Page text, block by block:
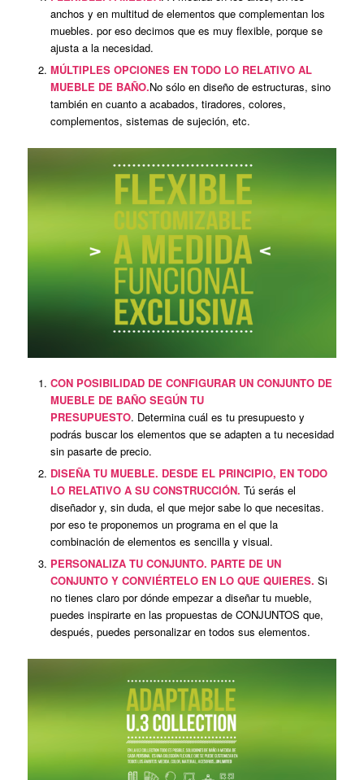
anchos y en multitud de elementos que complementan los
muebles. por eso decimos que es muy flexible, porque se
ajusta a la necesidad.
MÚLTIPLES OPCIONES EN TODO LO RELATIVO AL
MUEBLE DE BAÑO.No sólo en diseño de estructuras, sino
también en cuanto a acabados, tiradores, colores,
complementos, sistemas de sujeción, etc.
CON POSIBILIDAD DE CONFIGURAR UN CONJUNTO DE
MUEBLE DE BAÑO SEGÚN TU
PRESUPUESTO. Determina cuál es tu presupuesto y
podrás buscar los elementos que se adapten a tu necesidad
sin pasarte de precio.
DISEÑA TU MUEBLE. DESDE EL PRINCIPIO, EN TODO
LO RELATIVO A SU CONSTRUCCIÓN. Tú serás el
diseñador y, sin duda, el que mejor sabe lo que necesitas.
por eso te proponemos un programa en el que la
combinación de elementos es sencilla y visual.
PERSONALIZA TU CONJUNTO. PARTE DE UN
CONJUNTO Y CONVIÉRTELO EN LO QUE QUIERES. Si
no tienes claro por dónde empezar a diseñar tu mueble,
puedes inspirarte en las propuestas de CONJUNTOS que,
después, puedes personalizar en todos sus elementos.